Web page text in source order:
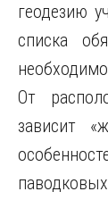
геодезию
списка
От
зависит